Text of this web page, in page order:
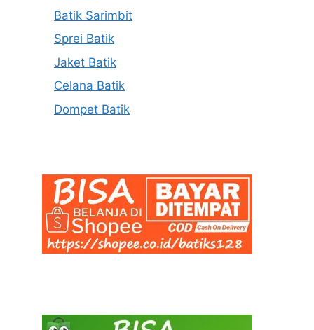
Batik Sarimbit
Sprei Batik
Jaket Batik
Celana Batik
Dompet Batik